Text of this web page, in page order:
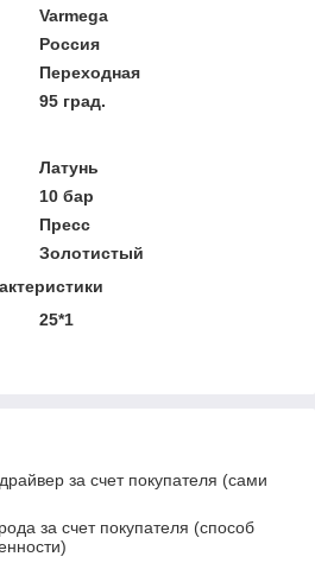
Varmega
Россия
Переходная
95 град.
Латунь
10 бар
Пресс
Золотистый
25*1
за счет покупателя (сами
за счет покупателя (способ